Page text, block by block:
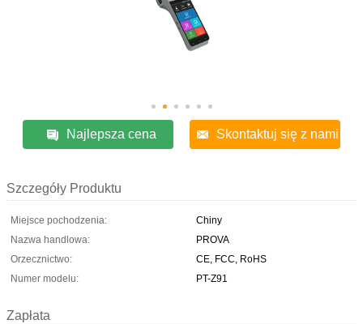
Najlepsza cena Skontaktuj się z nami
Szczegóły Produktu
Miejsce pochodzenia:
Chiny
Nazwa handlowa:
PROVA
Orzecznictwo:
CE, FCC, RoHS
Numer modelu:
PT-Z91
Zapłata